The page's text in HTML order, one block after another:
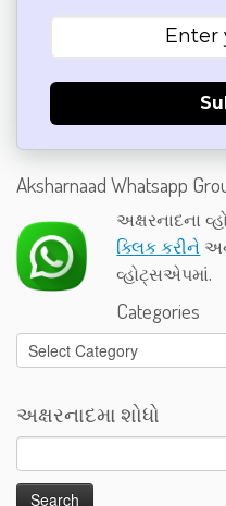
Aksharnaad Whatsapp
અક્ષરનાદના
ક્લિક કરીને
વ્હોટ્સએપમાં.
Categories
Categories
અક્ષરનાદમા શોધો